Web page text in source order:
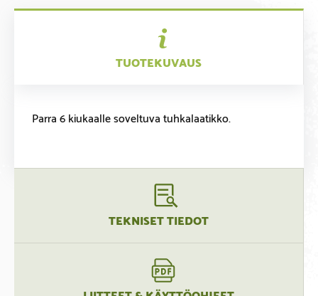
TUOTEKUVAUS
Parra 6 kiukaalle soveltuva tuhkalaatikko.
TEKNISET TIEDOT